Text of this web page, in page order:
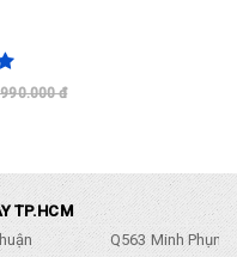
đ
TP.HCM
Q563 Minh